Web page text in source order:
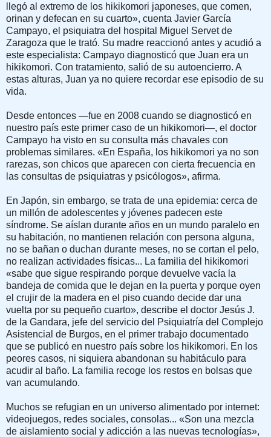
llegó al extremo de los hikikomori japoneses, que comen,
orinan y defecan en su cuarto», cuenta Javier García
Campayo, el psiquiatra del hospital Miguel Servet de
Zaragoza que le trató. Su madre reaccionó antes y acudió a
este especialista: Campayo diagnosticó que Juan era un
hikikomori. Con tratamiento, salió de su autoencierro. A
estas alturas, Juan ya no quiere recordar ese episodio de su
vida.
Desde entonces —fue en 2008 cuando se diagnosticó en
nuestro país este primer caso de un hikikomori—, el doctor
Campayo ha visto en su consulta más chavales con
problemas similares. «En España, los hikikomori ya no son
rarezas, son chicos que aparecen con cierta frecuencia en
las consultas de psiquiatras y psicólogos», afirma.
En Japón, sin embargo, se trata de una epidemia: cerca de
un millón de adolescentes y jóvenes padecen este
síndrome. Se aíslan durante años en un mundo paralelo en
su habitación, no mantienen relación con persona alguna,
no se bañan o duchan durante meses, no se cortan el pelo,
no realizan actividades físicas... La familia del hikikomori
«sabe que sigue respirando porque devuelve vacía la
bandeja de comida que le dejan en la puerta y porque oyen
el crujir de la madera en el piso cuando decide dar una
vuelta por su pequeño cuarto», describe el doctor Jesús J.
de la Gandara, jefe del servicio del Psiquiatría del Complejo
Asistencial de Burgos, en el primer trabajo documentado
que se publicó en nuestro país sobre los hikikomori. En los
peores casos, ni siquiera abandonan su habitáculo para
acudir al baño. La familia recoge los restos en bolsas que
van acumulando.
Muchos se refugian en un universo alimentado por internet:
videojuegos, redes sociales, consolas... «Son una mezcla
de aislamiento social y adicción a las nuevas tecnologías»,